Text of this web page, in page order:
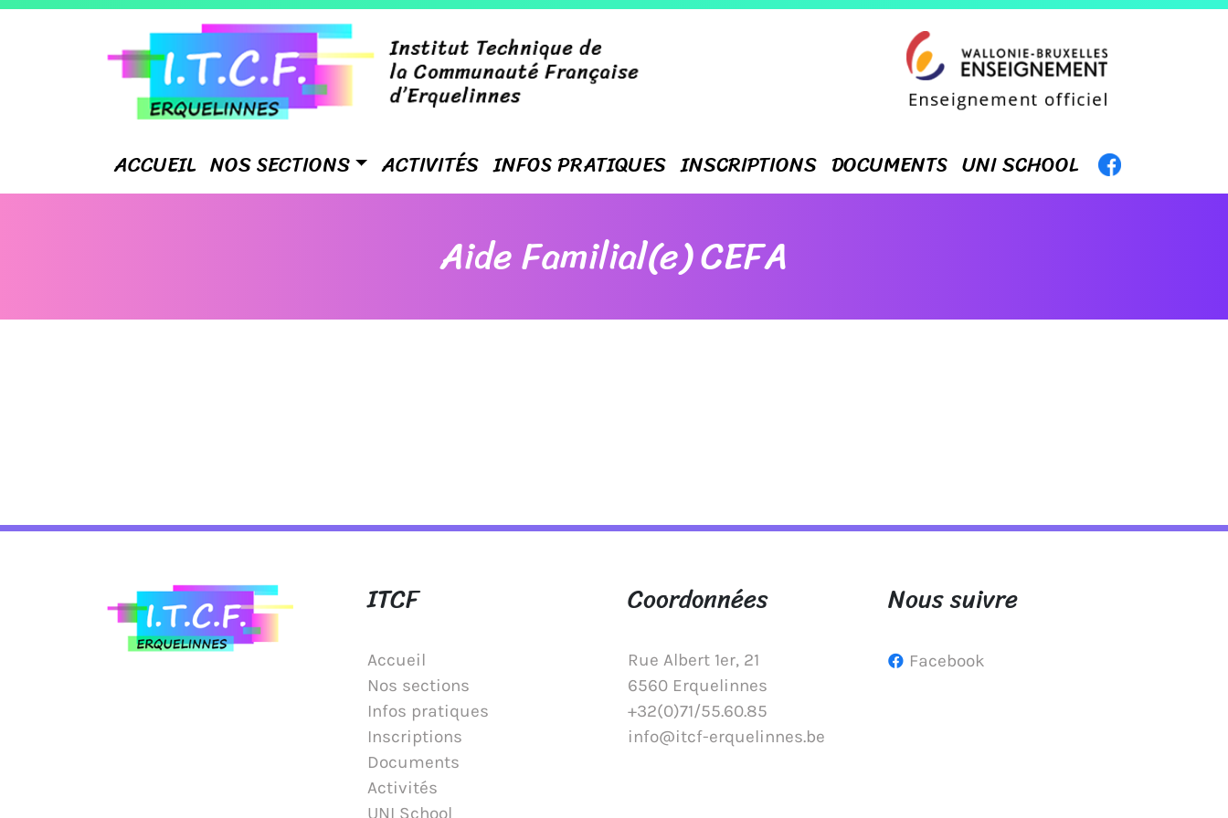
ACCUEIL NOS SECTIONS ACTIVITÉS INFOS PRATIQUES INSCRIPTIONS DOCUMENTS UNI SCHOOL
Aide Familial(e) CEFA
ITCF
Accueil
Nos sections
Infos pratiques
Inscriptions
Documents
Activités
UNI School
Coordonnées
Rue Albert 1er, 21
6560 Erquelinnes
+32(0)71/55.60.85
info@itcf-erquelinnes.be
Nous suivre
Facebook